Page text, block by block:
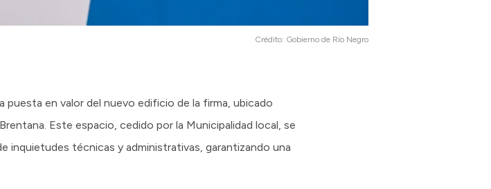
Crédito: Gobierno de Río Negro
puesta en valor del nuevo edificio de la firma, ubicado
Este espacio, cedido por la Municipalidad local, se
inquietudes técnicas y administrativas, garantizando una